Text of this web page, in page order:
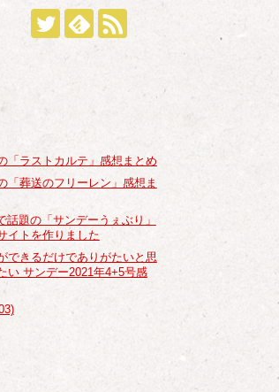
「ラストカルテ」感想まとめ
「葬送のフリーレン」感想ま
話題の「サンデーうぇぶり」
イトを作りました
できるだけでありがたいと思
い サンデー2021年4+5号感